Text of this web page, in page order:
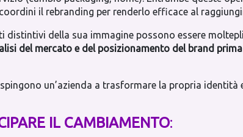
il rebranding per renderlo efficace al
distintivi della sua immagine possono essere
del mercato e del posizionamento del brand
un’azienda a trasformare la propria identità
IL CAMBIAMENTO: